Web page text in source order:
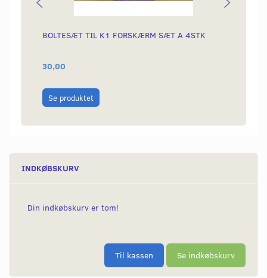
BOLTESÆT TIL K1 FORSKÆRM SÆT A 4STK
30,00
Se produktet
INDKØBSKURV
Din indkøbskurv er tom!
Til kassen Se indkøbskurv